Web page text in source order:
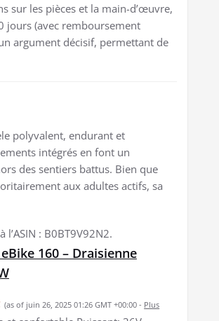
sur les pièces et la main-d’œuvre,
jours (avec remboursement
argument décisif, permettant de
polyvalent, endurant et
intégrés en font un
des sentiers battus. Bien que
aux adultes actifs, sa
: B0BT9V92N2.
160 – Draisienne
(as of juin 26, 2025 01:26 GMT +00:00 - Plus